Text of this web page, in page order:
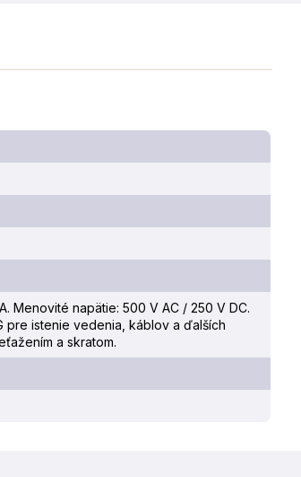
Menovité napätie: 500 V AC / 250 V DC.
pre istenie vedenia, káblov a ďalších
a skratom.